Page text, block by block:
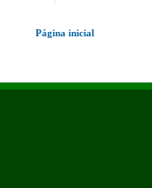
Página inicial